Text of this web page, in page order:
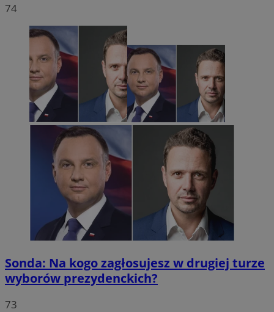
74
Sonda: Na kogo zagłosujesz w drugiej turze
wyborów prezydenckich?
73